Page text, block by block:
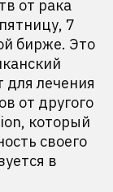
от рака
7
бирже. Это
для лечения
от другого
который
своего
в